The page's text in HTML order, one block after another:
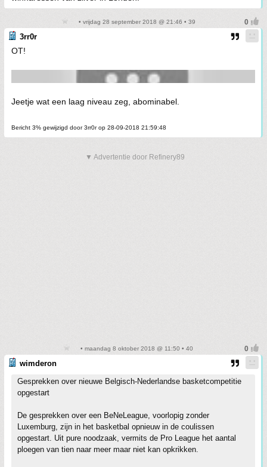
• vrijdag 28 september 2018 @ 21:46 • 39
3rr0r
OT!
Jeetje wat een laag niveau zeg, abominabel.
Bericht 3% gewijzigd door 3rr0r op 28-09-2018 21:59:48
▼ Advertentie door Refinery89
• maandag 8 oktober 2018 @ 11:50 • 40
wimderon
Gesprekken over nieuwe Belgisch-Nederlandse basketcompetitie
opgestart
De gesprekken over een BeNeLeague, voorlopig zonder
Luxemburg, zijn in het basketbal opnieuw in de coulissen
opgestart. Uit pure noodzaak, vermits de Pro League het aantal
ploegen van tien naar meer maar niet kan opkrikken.